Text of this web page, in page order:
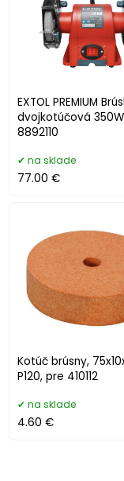
EXTOL PREMIUM
dvojkotúčová 350W
8892110
na sklade
77.00 €
Kotúč brúsny,
P120, pre 410112
na sklade
4.60 €